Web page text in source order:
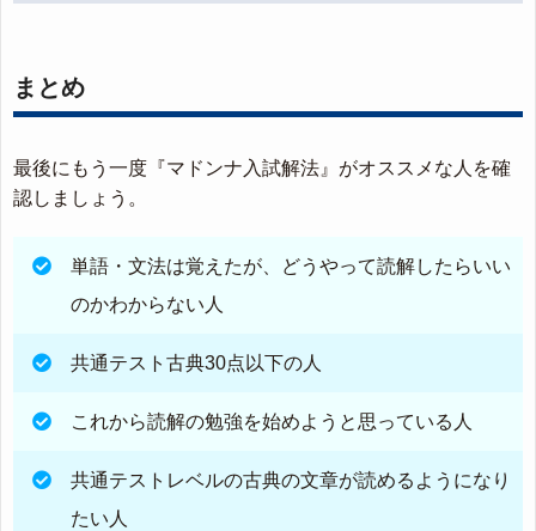
まとめ
最後にもう一度『マドンナ入試解法』がオススメな人を確
認しましょう。
単語・文法は覚えたが、どうやって読解したらいい
のかわからない人
共通テスト古典30点以下の人
これから読解の勉強を始めようと思っている人
共通テストレベルの古典の文章が読めるようになり
たい人